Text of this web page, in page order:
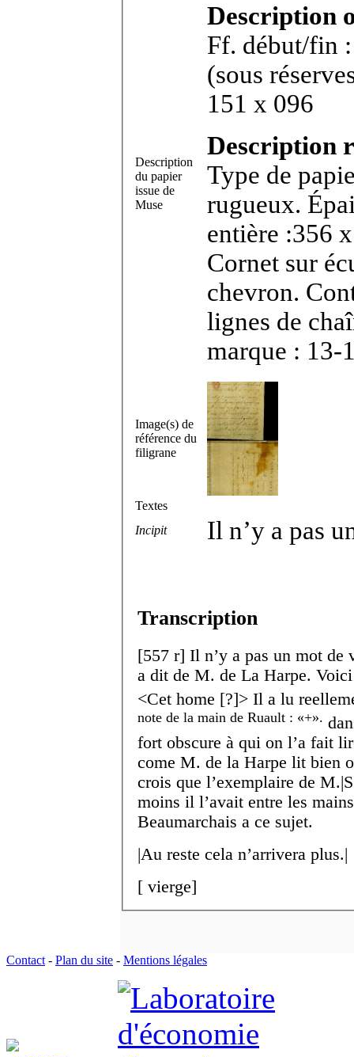
Description
du papier
issue de
Muse
Description
Ff. début/fin
(sous réserves). Feuillet in-
151 x 096
Description
Type de
rugueux.
entière :356
Cornet sur
chevron.
lignes de
marque : 13-
Image(s) de
référence du
filigrane
Textes
Incipit
Il n’y a pas
Transcription
[557 r] Il n’y a pas un mot de
a dit de M. de La Harpe.
<Cet home [?]> Il a lu
note de la main de Ruault : + .
fort obscure à qui on l’a fait
come M. de la Harpe lit bien
crois que l’exemplaire de
moins il l’avait entre les
Beaumarchais a ce sujet.
|Au reste cela n’arrivera plus.|
[ vierge]
Contact - Plan du site - Mentions légales